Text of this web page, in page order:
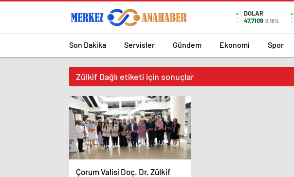
DOLAR
47,7109 0.16%
Son Dakika Servisler Gündem Ekonomi Spor
Zülkif Dağlı etiketi için sonuçlar
Çorum Valisi Doç. Dr. Zülkif